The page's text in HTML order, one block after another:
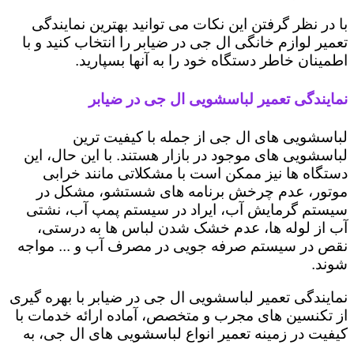
با در نظر گرفتن این نکات می توانید بهترین نمایندگی
تعمیر لوازم خانگی ال جی در ضیابر را انتخاب کنید و با
اطمینان خاطر دستگاه خود را به آنها بسپارید.
نمایندگی تعمیر لباسشویی ال جی در ضیابر
لباسشویی های ال جی از جمله با کیفیت ترین
لباسشویی های موجود در بازار هستند. با این حال، این
دستگاه ها نیز ممکن است با مشکلاتی مانند خرابی
موتور، عدم چرخش برنامه های شستشو، مشکل در
سیستم گرمایش آب، ایراد در سیستم پمپ آب، نشتی
آب از لوله ها، عدم خشک شدن لباس ها به درستی،
نقص در سیستم صرفه جویی در مصرف آب و ... مواجه
شوند.
نمایندگی تعمیر لباسشویی ال جی در ضیابر با بهره گیری
از تکنسین های مجرب و متخصص، آماده ارائه خدمات با
کیفیت در زمینه تعمیر انواع لباسشویی های ال جی، به